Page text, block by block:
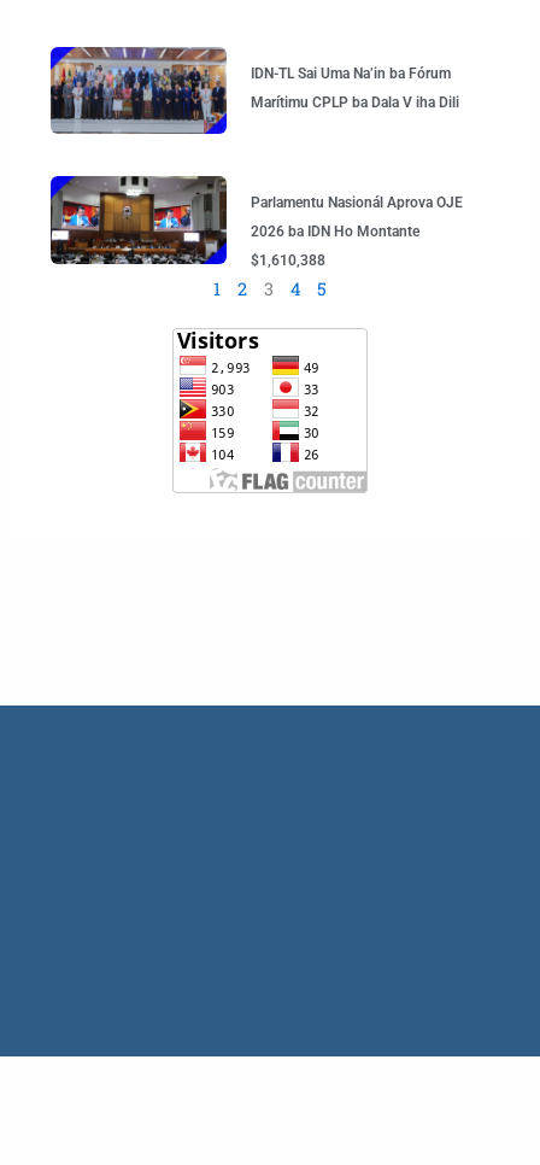
IDN-TL Sai Uma Na’in ba Fórum
Marítimu CPLP ba Dala V iha Dili
Parlamentu Nasionál Aprova OJE
2026 ba IDN Ho Montante
$1,610,388
1 2 3 4 5